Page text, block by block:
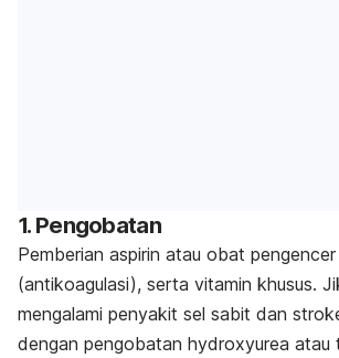
1. Pengobatan
Pemberian aspirin atau obat
(antikoagulasi), serta vitamin khusus.
mengalami penyakit sel sabit dan
dengan pengobatan hydroxyurea atau